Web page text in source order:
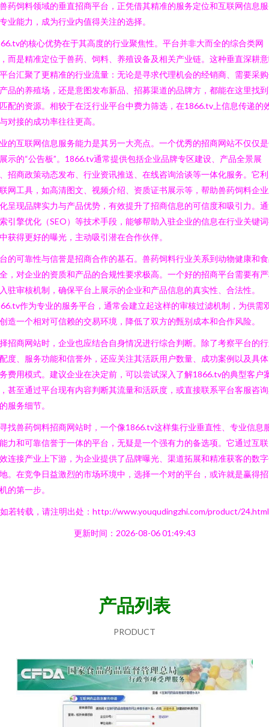
药饲料领域的垂直招商平台，正凭借其精准的服务定位和互联网信息
业能力，成为行业内值得关注的选择。
的核心优势在于其高度的行业聚焦性。平台并非大而全的综合类网
而是精准定位于兽药、饲料、养殖设备及相关产业链。这种垂直深耕
台汇聚了更精准的行业流量：无论是寻求代理机会的经销商、需要采
品的养殖场，还是意图发布新品、招募渠道的品牌方，都能在这里找
配的资源。相较于在泛行业平台中费力筛选，在1866.tv上信息传递的
对接的成功率往往更高。
的互联网信息服务能力是其另一大亮点。一个优秀的招商网站不仅仅
示的“公告板”。1866.tv通常提供包括企业品牌专区建设、产品全景展
招商政策动态发布、行业资讯推送、在线咨询洽谈等一体化服务。它
网工具，如高清图文、视频介绍、资质证书展示等，帮助兽药饲料企
呈现品牌实力与产品优势，有效提升了招商信息的可信度和吸引力。
引擎优化（SEO）等技术手段，能够帮助入驻企业的信息在行业关键
获得更好的曝光，主动吸引潜在合作伙伴。
的可靠性与信誉是招商合作的基石。兽药饲料行业关系到动物健康和
，对企业的资质和产品的合规性要求极高。一个好的招商平台需要有
驻审核机制，确保平台上展示的企业和产品信息的真实性、合法性。
作为专业的服务平台，通常会建立起这样的审核过滤机制，为供需
造一个相对可信赖的交易环境，降低了双方的甄别成本和合作风险。
招商网站时，企业也应结合自身情况进行综合判断。除了考察平台的
度、服务功能和信誉外，还应关注其活跃用户数量、成功案例以及具
费用模式。建议企业在决定前，可以尝试深入了解1866.tv的典型客户
甚至通过平台现有内容判断其流量和活跃度，或直接联系平台客服咨
服务细节。
找兽药饲料招商网站时，一个像1866.tv这样集行业垂直性、专业信息
力和可靠信誉于一体的平台，无疑是一个强有力的备选项。它通过互
连接产业上下游，为企业提供了品牌曝光、渠道拓展和精准获客的数
。在竞争日益激烈的市场环境中，选择一个对的平台，或许就是赢得
的第一步。
如若转载，请注明出处：http://www.youqudingzhi.com/product/24.html
更新时间：2026-08-06 01:49:43
产品列表
PRODUCT